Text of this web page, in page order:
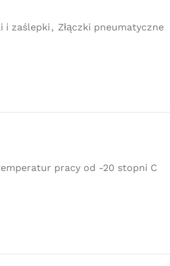
i zaślepki , Złączki pneumatyczne
pracy od -20 stopni C